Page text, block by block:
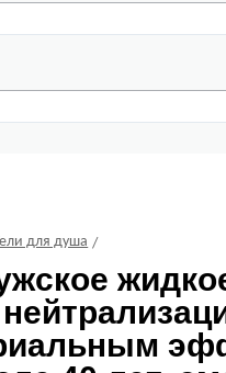
для душа